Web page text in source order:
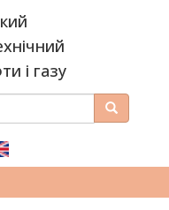
і газу
Пошук